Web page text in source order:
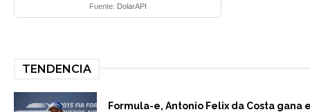
Fuente: DolarAPI
TENDENCIA
Formula-e, Antonio Felix da Costa gana